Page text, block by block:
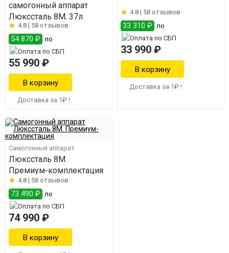
самогонный аппарат
Люкссталь 8М, 37л
4.8 | 58 отзывов
54 870 ₽ по
55 990 ₽
Доставка за 1₽ !
4.8 | 58 отзывов
33 310 ₽ по
33 990 ₽
Доставка за 1₽ !
Самогонный аппарат
Люкссталь 8M.
Премиум-комплектация
4.8 | 58 отзывов
73 490 ₽ по
74 990 ₽